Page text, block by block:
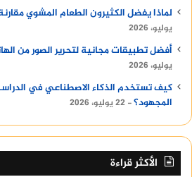
لماذا يفضل الكثيرون الطعام المشوي
يوليو، 2026
أفضل تطبيقات مجانية لتحرير الصور من
يوليو، 2026
كيف تستخدم الذكاء الاصطناعي في
المجهود؟ 22 يوليو، 2026
الأكثر قراءة